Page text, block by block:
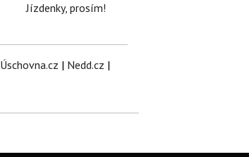
Jízdenky, prosím!
Úschovna.cz | Nedd.cz |